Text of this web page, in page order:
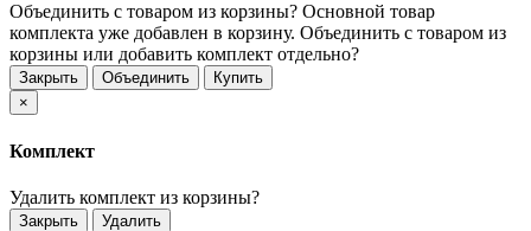
Объединить с товаром из корзины? Основной товар
комплекта уже добавлен в корзину. Объединить с товаром из
корзины или добавить комплект отдельно?
Закрыть Объединить
Купить
×
Комплект
Удалить комплект из корзины?
Закрыть Удалить